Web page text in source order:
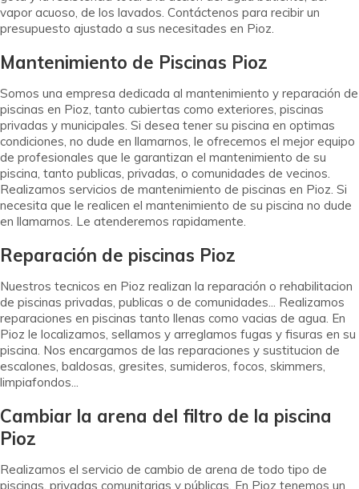
vapor acuoso, de los lavados. Contáctenos para recibir un
presupuesto ajustado a sus necesitades en Pioz.
Mantenimiento de Piscinas Pioz
Somos una empresa dedicada al mantenimiento y reparación de
piscinas en Pioz, tanto cubiertas como exteriores, piscinas
privadas y municipales. Si desea tener su piscina en optimas
condiciones, no dude en llamarnos, le ofrecemos el mejor equipo
de profesionales que le garantizan el mantenimiento de su
piscina, tanto publicas, privadas, o comunidades de vecinos.
Realizamos servicios de mantenimiento de piscinas en Pioz. Si
necesita que le realicen el mantenimiento de su piscina no dude
en llamarnos. Le atenderemos rapidamente.
Reparación de piscinas Pioz
Nuestros tecnicos en Pioz realizan la reparación o rehabilitacion
de piscinas privadas, publicas o de comunidades... Realizamos
reparaciones en piscinas tanto llenas como vacias de agua. En
Pioz le localizamos, sellamos y arreglamos fugas y fisuras en su
piscina. Nos encargamos de las reparaciones y sustitucion de
escalones, baldosas, gresites, sumideros, focos, skimmers,
limpiafondos...
Cambiar la arena del filtro de la piscina
Pioz
Realizamos el servicio de cambio de arena de todo tipo de
piscinas, privadas comunitarias y públicas. En Pioz tenemos un